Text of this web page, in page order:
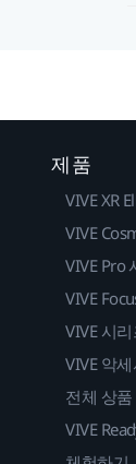
제품
VIVE XR
VIVE
VIVE Pro
VIVE
VIVE 시리
VIVE 악
전체 상품
VIVE